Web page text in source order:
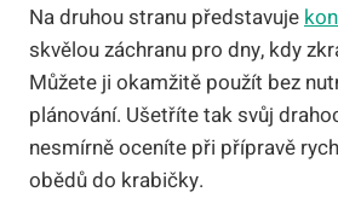
Na druhou stranu představuje
skvělou záchranu pro dny, kdy
Můžete ji okamžitě použít bez
plánování. Ušetříte tak svůj
nesmírně oceníte při přípravě
obědů do krabičky.